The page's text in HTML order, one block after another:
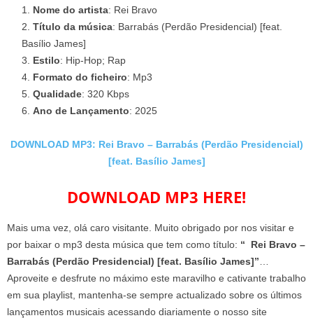
Nome do artista: Rei Bravo
Título da música: Barrabás (Perdão Presidencial) [feat.
Basílio James]
Estilo: Hip-Hop; Rap
Formato do ficheiro: Mp3
Qualidade: 320 Kbps
Ano de Lançamento: 2025
DOWNLOAD MP3: Rei Bravo – Barrabás (Perdão Presidencial)
[feat. Basílio James]
DOWNLOAD MP3 HERE!
Mais uma vez, olá caro visitante. Muito obrigado por nos visitar e
por baixar o mp3 desta música que tem como título: “ Rei Bravo –
Barrabás (Perdão Presidencial) [feat. Basílio James]”
Aproveite e desfrute no máximo este maravilho e cativante trabalho
em sua playlist, mantenha-se sempre actualizado sobre os últimos
lançamentos musicais acessando diariamente o nosso site